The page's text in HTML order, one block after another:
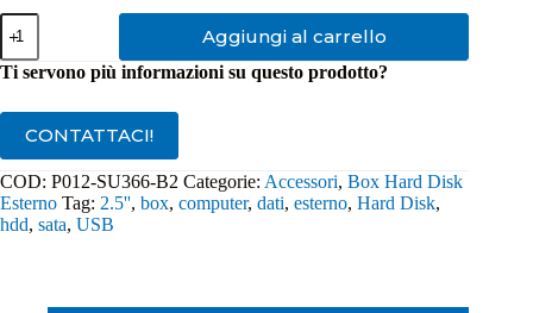
Box
Esterno
per
Hard
2,5''
Atlantis
P012-
SU366-
B2
quantità
Aggiungi al carrello
Ti servono più informazioni su questo prodotto?
CONTATTACI!
COD: P012-SU366-B2 Categorie: Accessori, Box Hard Disk
Esterno Tag: 2.5'', box, computer, dati, esterno, Hard Disk,
hdd, sata, USB